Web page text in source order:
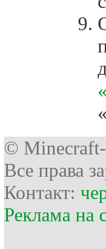
©
Все права
Контакт:
Реклама на